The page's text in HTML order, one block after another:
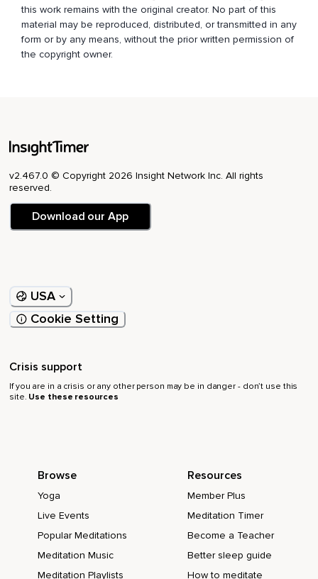
this work remains with the original creator. No part of this
material may be reproduced, distributed, or transmitted in any
form or by any means, without the prior written permission of
the copyright owner.
v2.467.0 © Copyright 2026 Insight Network Inc. All rights
reserved.
Download our App
USA
Cookie Setting
Crisis support
If you are in a crisis or any other person may be in danger - don’t use this
site. Use these resources
Browse
Yoga
Live Events
Popular Meditations
Meditation Music
Meditation Playlists
Resources
Member Plus
Meditation Timer
Become a Teacher
Better sleep guide
How to meditate